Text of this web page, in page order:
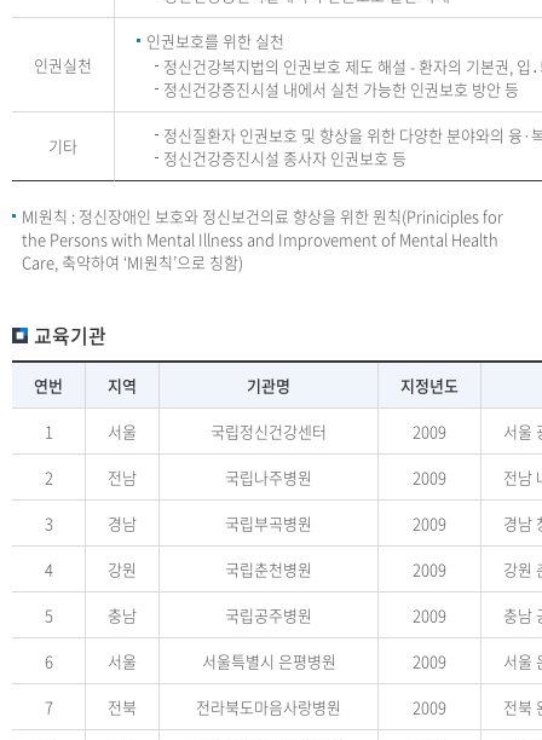
인권실천
인권보호를 위한 실천
정신건강복지법의 인권보호 제도 해설 - 환자의 기본권,
정신건강증진시설 내에서 실천 가능한 인권보호 방안 등
기타
정신질환자 인권보호 및 향상을 위한 다양한 분야와의 융·
정신건강증진시설 종사자 인권보호 등
MI원칙 : 정신장애인 보호와 정신보건의료 향상을 위한 원칙(Priniciples for
the Persons with Mental Illness and Improvement of Mental Health
Care, 축약하여 ‘MI원칙’으로 칭함)
교육기관
연번 지역 기관명
지정년도
1
서울 국립정신건강센터 2009
서울
2
전남 국립나주병원 2009
전남
3
경남 국립부곡병원 2009
경남
4
강원 국립춘천병원 2009
강원
5
충남 국립공주병원 2009
충남
6
서울 서울특별시 은평병원 2009
서울
7
전북 전라북도마음사랑병원 2009
전북